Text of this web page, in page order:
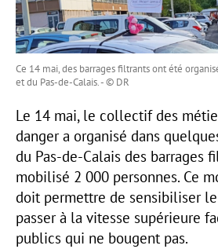
Ce 14 mai, des barrages filtrants ont été
et du Pas-de-Calais. - © DR
Le 14 mai, le collectif des
danger a organisé dans
du Pas-de-Calais des barrages
mobilisé 2 000 personnes. Ce
doit permettre de sensibiliser
passer à la vitesse supérieure
publics qui ne bougent pas.